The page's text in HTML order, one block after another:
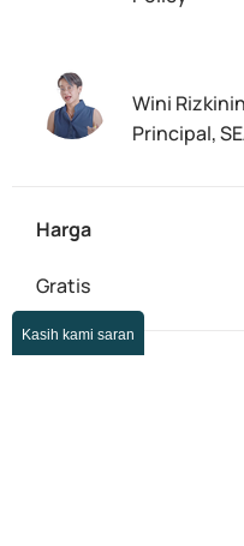
Kasih kami saran
Wini
Principal,
Harga
Gratis